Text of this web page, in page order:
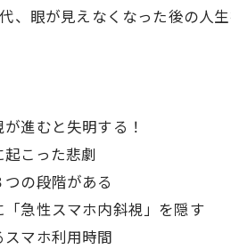
、眼が見えなくなった後の人
が進むと失明する！
起こった悲劇
つの段階がある
「急性スマホ内斜視」を隠す
スマホ利用時間